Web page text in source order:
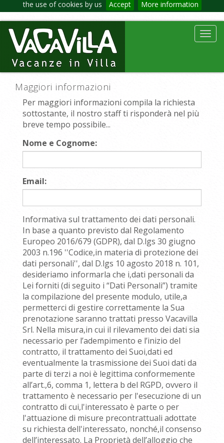
the use of cookies by us Accept More information
Maggiori informazioni
Per maggiori informazioni compila la richiesta
sottostante, il nostro staff ti risponderà nel più
breve tempo possibile...
Nome e Cognome:
Email:
Informativa sul trattamento dei dati personali.
In base a quanto previsto dal Regolamento
Europeo 2016/679 (GDPR), dal D.lgs 30 giugno
2003 n.196 ''Codice,in materia di protezione dei
dati personali'', dal D.lgs 10 agosto 2018 n. 101,
desideriamo informarla che i,dati personali da
Lei forniti (di seguito i “Dati Personali”) tramite
la compilazione del presente modulo, utile,a
permetterci di gestire correttamente la Sua
prenotazione saranno trattati presso Vacavilla
Srl. Nella misura,in cui il rilevamento dei dati sia
necessario per l’adempimento e l’inizio del
contratto, il trattamento dei Suoi,dati ed
eventualmente la trasmissione dei Suoi dati da
parte di terzi a noi è legittima conformemente
all’art.,6, comma 1, lettera b del RGPD, ovvero il
trattamento è necessario per l'esecuzione di un
contratto di cui,l'interessato è parte o per
l'attuazione di misure precontrattuali adottate
su richiesta dell'interessato, nonché,il consenso
dell’interessato. La Proprietà dell’alloggio che